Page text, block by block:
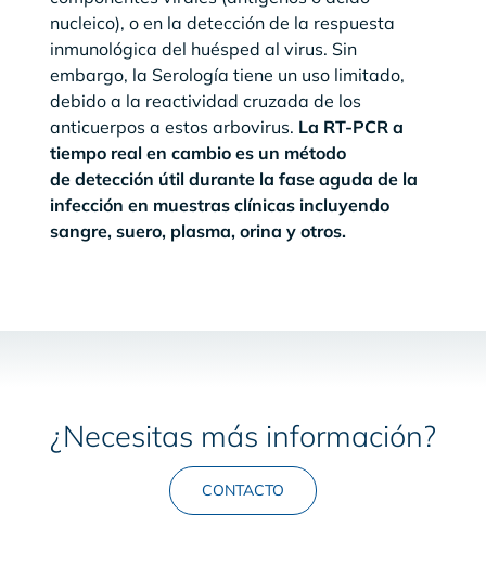
nucleico), o en la detección de la respuesta
inmunológica del huésped al virus. Sin
embargo, la Serología tiene un uso limitado,
debido a la reactividad cruzada de los
anticuerpos a estos arbovirus. La RT-PCR a
tiempo real en cambio es un método
de detección útil durante la fase aguda de la
infección en muestras clínicas incluyendo
sangre, suero, plasma, orina y otros.
¿Necesitas más información?
CONTACTO